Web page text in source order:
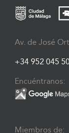
Av. de José
+34 952 045
Encuéntranos:
Miembros de: